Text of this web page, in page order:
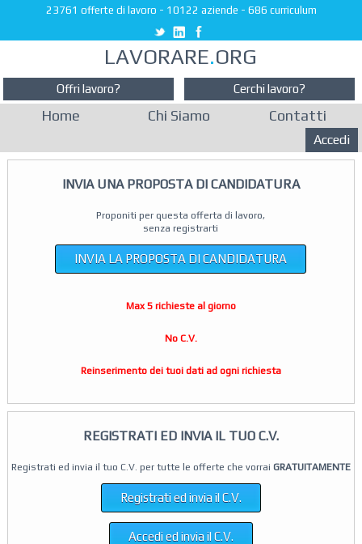
23761 offerte di lavoro - 10122 aziende - 686 curriculum
LAVORARE.ORG
Offri lavoro? Cerchi lavoro?
Home Chi Siamo Contatti
Accedi
INVIA UNA PROPOSTA DI CANDIDATURA
Proponiti per questa offerta di lavoro,
senza registrarti
INVIA LA PROPOSTA DI CANDIDATURA
Max 5 richieste al giorno
No C.V.
Reinserimento dei tuoi dati ad ogni richiesta
REGISTRATI ED INVIA IL TUO C.V.
Registrati ed invia il tuo C.V. per tutte le offerte che vorrai GRATUITAMENTE
Registrati ed invia il C.V.
Accedi ed invia il C.V.